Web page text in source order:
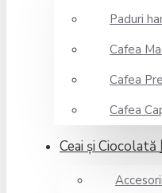
Paduri
Cafea
Cafea
Cafea
Ceai şi Ciocolată